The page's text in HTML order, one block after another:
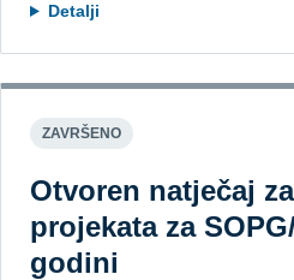
Detalji
ZAVRŠENO
Otvoren natječaj
projekata za
godini